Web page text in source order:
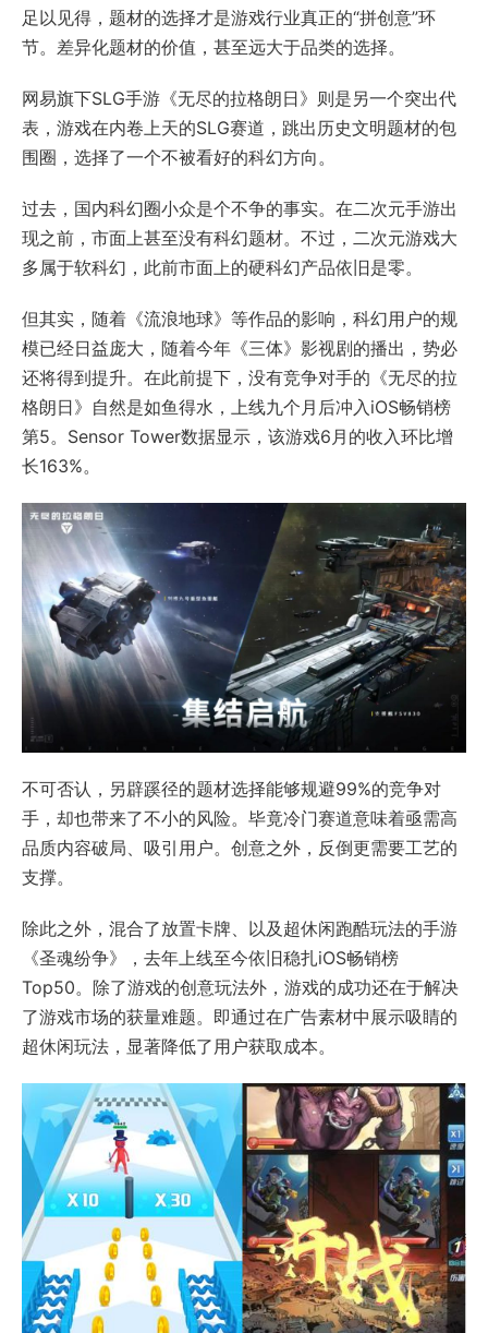
足以见得，题材的选择才是游戏行业真正的“拼创意”环
节。差异化题材的价值，甚至远大于品类的选择。
网易旗下SLG手游《无尽的拉格朗日》则是另一个突出代
表，游戏在内卷上天的SLG赛道，跳出历史文明题材的包
围圈，选择了一个不被看好的科幻方向。
过去，国内科幻圈小众是个不争的事实。在二次元手游出
现之前，市面上甚至没有科幻题材。不过，二次元游戏大
多属于软科幻，此前市面上的硬科幻产品依旧是零。
但其实，随着《流浪地球》等作品的影响，科幻用户的规
模已经日益庞大，随着今年《三体》影视剧的播出，势必
还将得到提升。在此前提下，没有竞争对手的《无尽的拉
格朗日》自然是如鱼得水，上线九个月后冲入iOS畅销榜
第5。Sensor Tower数据显示，该游戏6月的收入环比增
长163%。
不可否认，另辟蹊径的题材选择能够规避99%的竞争对
手，却也带来了不小的风险。毕竟冷门赛道意味着亟需高
品质内容破局、吸引用户。创意之外，反倒更需要工艺的
支撑。
除此之外，混合了放置卡牌、以及超休闲跑酷玩法的手游
《圣魂纷争》，去年上线至今依旧稳扎iOS畅销榜
Top50。除了游戏的创意玩法外，游戏的成功还在于解决
了游戏市场的获量难题。即通过在广告素材中展示吸睛的
超休闲玩法，显著降低了用户获取成本。